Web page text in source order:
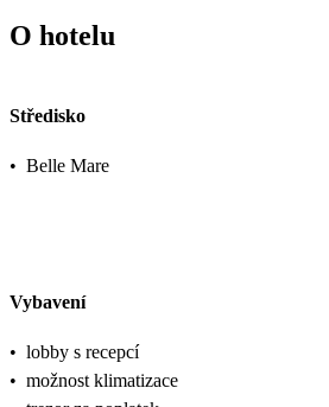
O hotelu
Středisko
• Belle Mare
Vybavení
• lobby s recepcí
• možnost klimatizace